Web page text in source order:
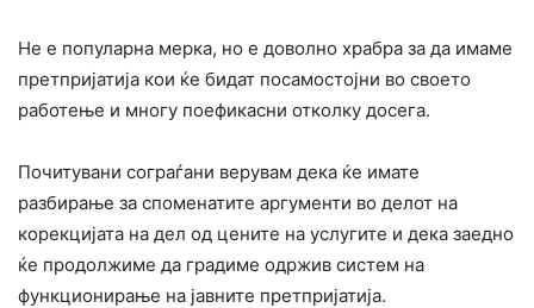
Не е популарна мерка, но е доволно храбра за да имаме
претпријатија кои ќе бидат посамостојни во своето
работење и многу поефикасни отколку досега.
Почитувани сограѓани верувам дека ќе имате
разбирање за споменатите аргументи во делот на
корекцијата на дел од цените на услугите и дека заедно
ќе продолжиме да градиме одржив систем на
функционирање на јавните претпријатија.